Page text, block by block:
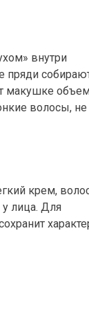
внутри
пряди
макушке
волосы, не
крем,
лица. Для